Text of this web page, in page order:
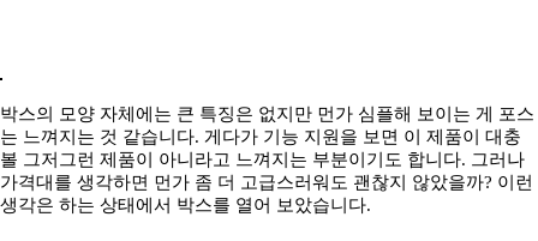
박스의 모양 자체에는 큰 특징은 없지만 먼가 심플해 보이는 게 포스
는 느껴지는 것 같습니다. 게다가 기능 지원을 보면 이 제품이 대충
볼 그저그런 제품이 아니라고 느껴지는 부분이기도 합니다. 그러나
가격대를 생각하면 먼가 좀 더 고급스러워도 괜찮지 않았을까? 이런
생각은 하는 상태에서 박스를 열어 보았습니다.